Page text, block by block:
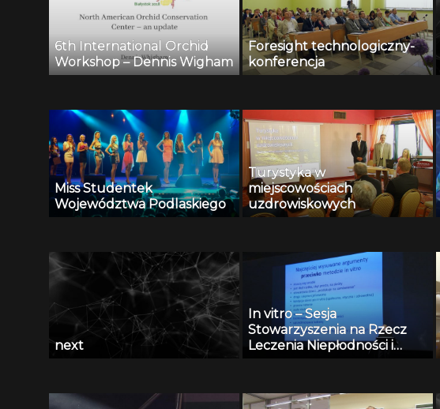
6th International Orchid
Workshop – Dennis Wigham
Foresight technologiczny-
konferencja
Miss Studentek
Województwa Podlaskiego
Turystyka w
miejscowościach
uzdrowiskowych
next
In vitro – Sesja
Stowarzyszenia na Rzecz
Leczenia Niepłodności i